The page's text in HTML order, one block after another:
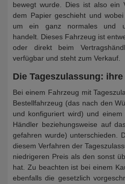
bewegt wurde. Dies ist also ein
dem Papier geschieht und
um ein ganz normales und
handelt. Dieses Fahrzeug ist
oder direkt beim
verfügbar und steht zum Verkauf.
Die Tageszulassung:
Bei einem Fahrzeug mit
Bestellfahrzeug (das nach den
und konfiguriert wird) und
Händler beziehungsweise auf
gefahren wurde) unterschieden.
diesem Verfahren der
niedrigeren Preis als den sonst
hat. Zu beachten ist bei einem
ebenfalls die gesetzlich